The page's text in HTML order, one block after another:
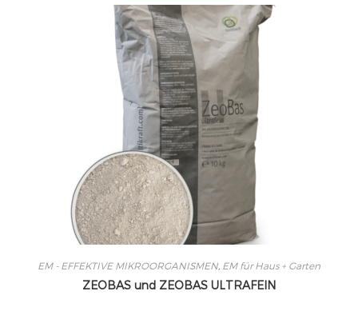
EM - EFFEKTIVE MIKROORGANISMEN EM für Haus + Garten
ZEOBAS und ZEOBAS ULTRAFEIN